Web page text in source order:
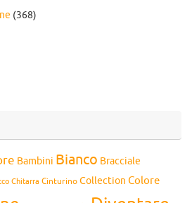
(368)
Bambini Bianco Bracciale
Chitarra Cinturino Collection Colore